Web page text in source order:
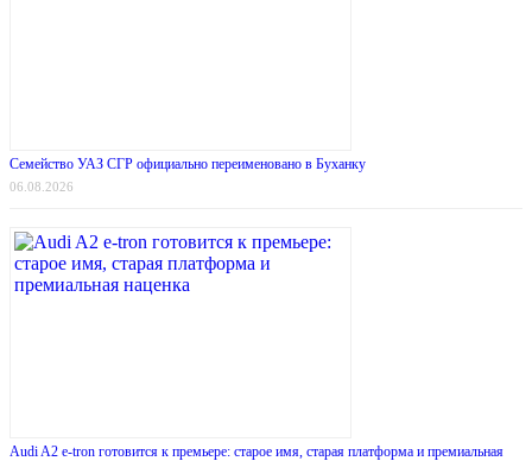
Семейство УАЗ СГР официально переименовано в Буханку
06.08.2026
Audi A2 e-tron готовится к премьере: старое имя, старая платформа и премиальная